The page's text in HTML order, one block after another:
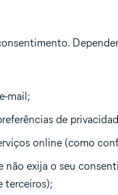
mail;
de
online (como
exija o seu
terceiros);